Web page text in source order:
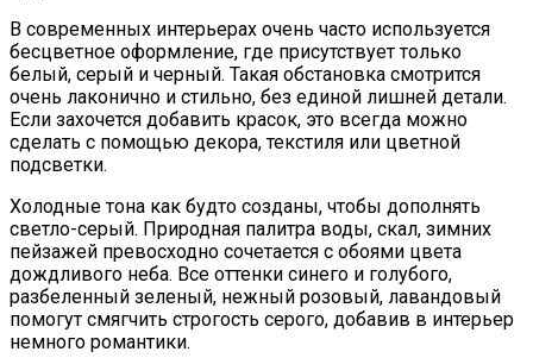
В современных интерьерах очень часто используется
бесцветное оформление, где присутствует только
белый, серый и черный. Такая обстановка смотрится
очень лаконично и стильно, без единой лишней детали.
Если захочется добавить красок, это всегда можно
сделать с помощью декора, текстиля или цветной
подсветки.
Холодные тона как будто созданы, чтобы дополнять
светло-серый. Природная палитра воды, скал, зимних
пейзажей превосходно сочетается с обоями цвета
дождливого неба. Все оттенки синего и голубого,
разбеленный зеленый, нежный розовый, лавандовый
помогут смягчить строгость серого, добавив в интерьер
немного романтики.